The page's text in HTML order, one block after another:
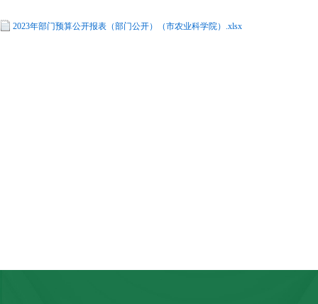
2023年部门预算公开报表（部门公开）（市农业科学院）.xlsx